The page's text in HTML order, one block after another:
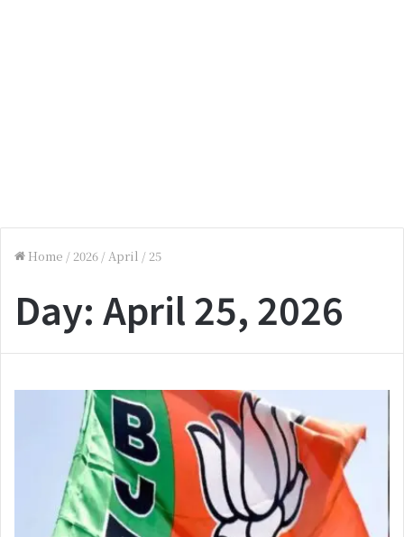
Home /2026 /April /25
Day: April 25, 2026